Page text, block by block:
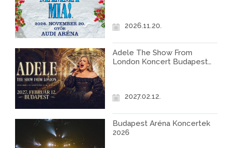
2026.11.20.
Adele The Show From
London Koncert Budapest
2027.02.12.
Budapest Aréna Koncertek
2026